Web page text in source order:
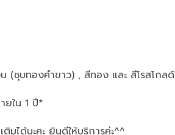
(ชุบทองคำขาว) , สีทอง และ สีโรสโกลด์
ยใน 1 ปี*
มได้นะคะ ยินดีให้บริการค่ะ^^